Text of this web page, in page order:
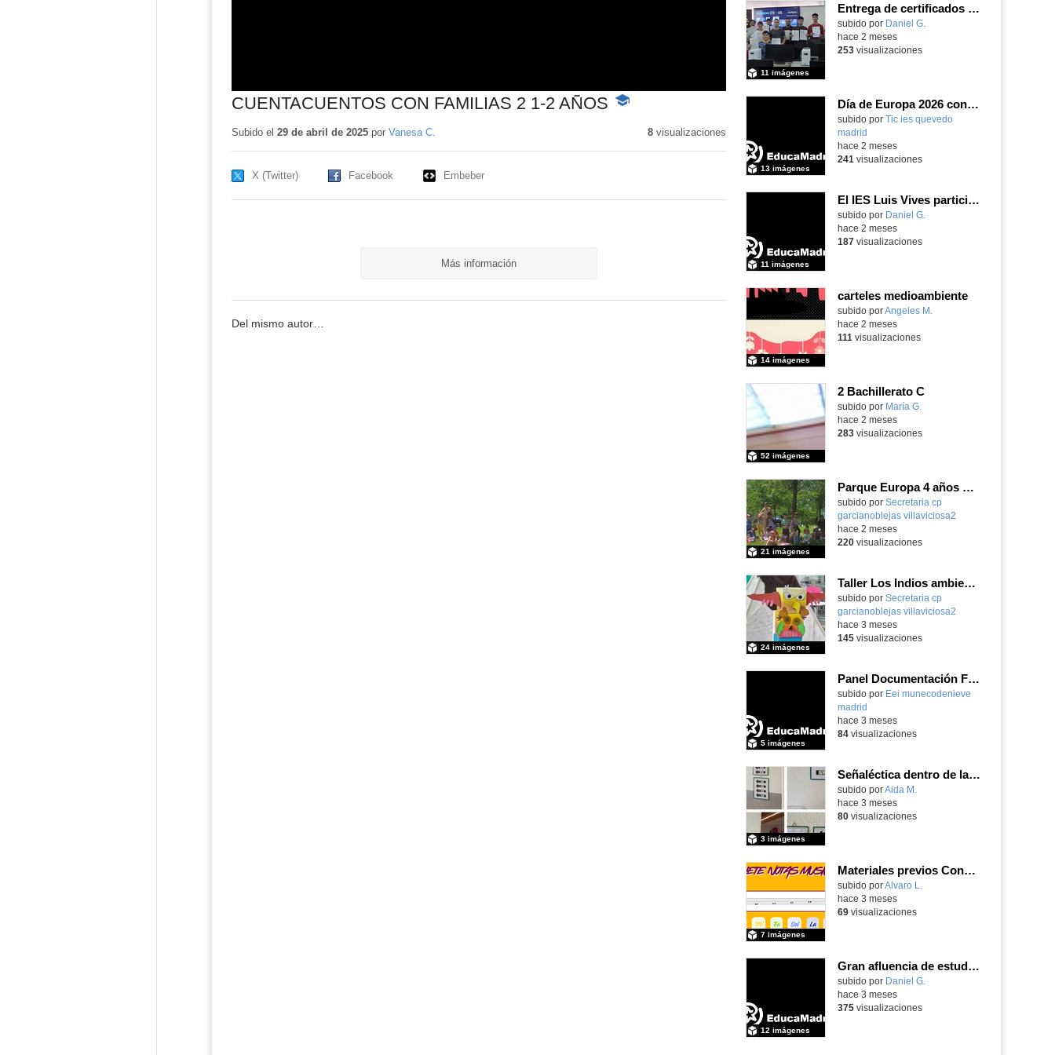
CUENTACUENTOS CON FAMILIAS 2 1-2 AÑOS
-
educativo
Subido el 29 de abril de 2025por Vanesa C. 8visualizaciones
X (Twitter) Facebook Embeber
Más información
Del mismo autor…
Entrega de certificados SIEMENS SINUMERIK
subido por Daniel G.
11 imágenes
hace 2 meses
253visualizaciones
Día de Europa 2026 con nuestra MEPAS asociada IES Rey Pastor
subido por Tic ies quevedo
madrid
13 imágenes
hace 2 meses
241 visualizaciones
El IES Luis Vives participa en la jornada de trabajo sobre mecanizado CNC e Industria 4.0
subido por Daniel G.
11 imágenes
hace 2 meses
187visualizaciones
carteles medioambiente
Contenido educativo.
subido porAngeles M.
14 imágenes
hace 2 meses
111 visualizaciones
2 Bachillerato C
Contenido educativo.
subido por María G.
52 imágenes
hace 2 meses
283visualizaciones
Parque Europa 4 años Pequeño oeste 2025-26
Contenido educativo.
subido por Secretaria cp
garcianoblejas villaviciosa2
21 imágenes
hace 2 meses
220visualizaciones
Taller Los Indios ambientación y actividades 13 mayo 4 años
subido por Secretaria cp
garcianoblejas villaviciosa2
24 imágenes
hace 3 meses
145visualizaciones
Panel Documentación Familias
Contenido educativo.
subido por Eei munecodenieve
madrid
5 imágenes
hace 3 meses
84visualizaciones
Señaléctica dentro de las instalaciones del centro ordinario
Contenido educativo.
subido porAida M.
3 imágenes
hace 3 meses
80visualizaciones
Materiales previos Concierto didáctico
Contenido educativo.
subido porAlvaro L.
7 imágenes
hace 3 meses
69visualizaciones
Gran afluencia de estudiantes y familias en la jornada de puertas abiertas que nuestro centro desarrolló el pasado 23 de abril de 2026
subido por Daniel G.
12 imágenes
hace 3 meses
375visualizaciones